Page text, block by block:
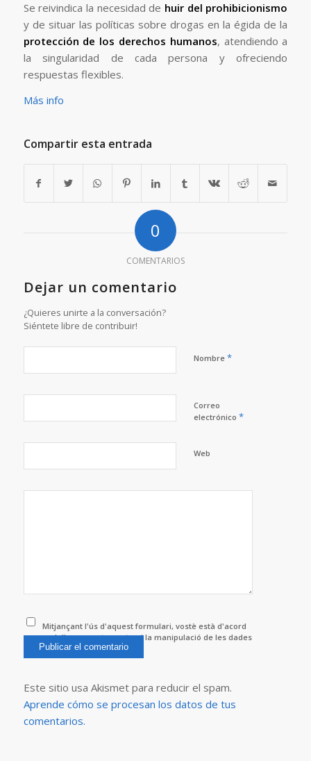
Se reivindica la necesidad de huir del prohibicionismo
y de situar las políticas sobre drogas en la égida de la
protección de los derechos humanos, atendiendo a
la singularidad de cada persona y ofreciendo
respuestas flexibles.
Más info
Compartir esta entrada
0
COMENTARIOS
Dejar un comentario
¿Quieres unirte a la conversación?
Siéntete libre de contribuir!
Nombre *
Correo
electrónico *
Web
Mitjançant l'ús d'aquest formulari, vostè està d'acord
amb l'emmagatzematge i la manipulació de les dades
per aquest lloc web.*
Este sitio usa Akismet para reducir el spam.
Aprende cómo se procesan los datos de tus
comentarios.